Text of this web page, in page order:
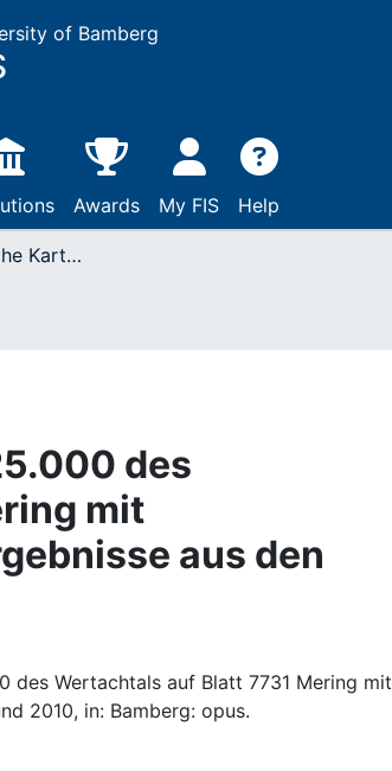
of Bamberg
Awards My FIS Help
Quartärgeologische Karte 1: 25.000 des Wertachtals auf Blatt 7731 Mering mit Erläuterungen : Kartierungsergebnisse aus den Jahren 2009 und 2010
des
mit
aus den
des Wertachtals auf Blatt 7731 Mering mit
2010, in: Bamberg: opus.